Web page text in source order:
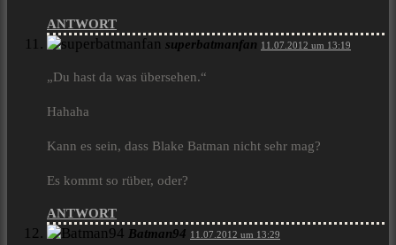
ANTWORT
superbatmanfan 11.07.2012 um 13:19
„Du hast da was übersehen.“
Hahaha
Kann es sein, dass Blake Batman nicht sehr mag?
Es kommt so rüber, oder?
ANTWORT
Batman94 11.07.2012 um 13:29